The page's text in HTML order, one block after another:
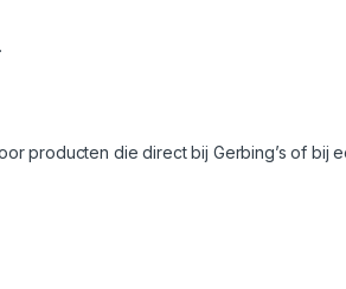
producten die direct bij Gerbing’s of bij